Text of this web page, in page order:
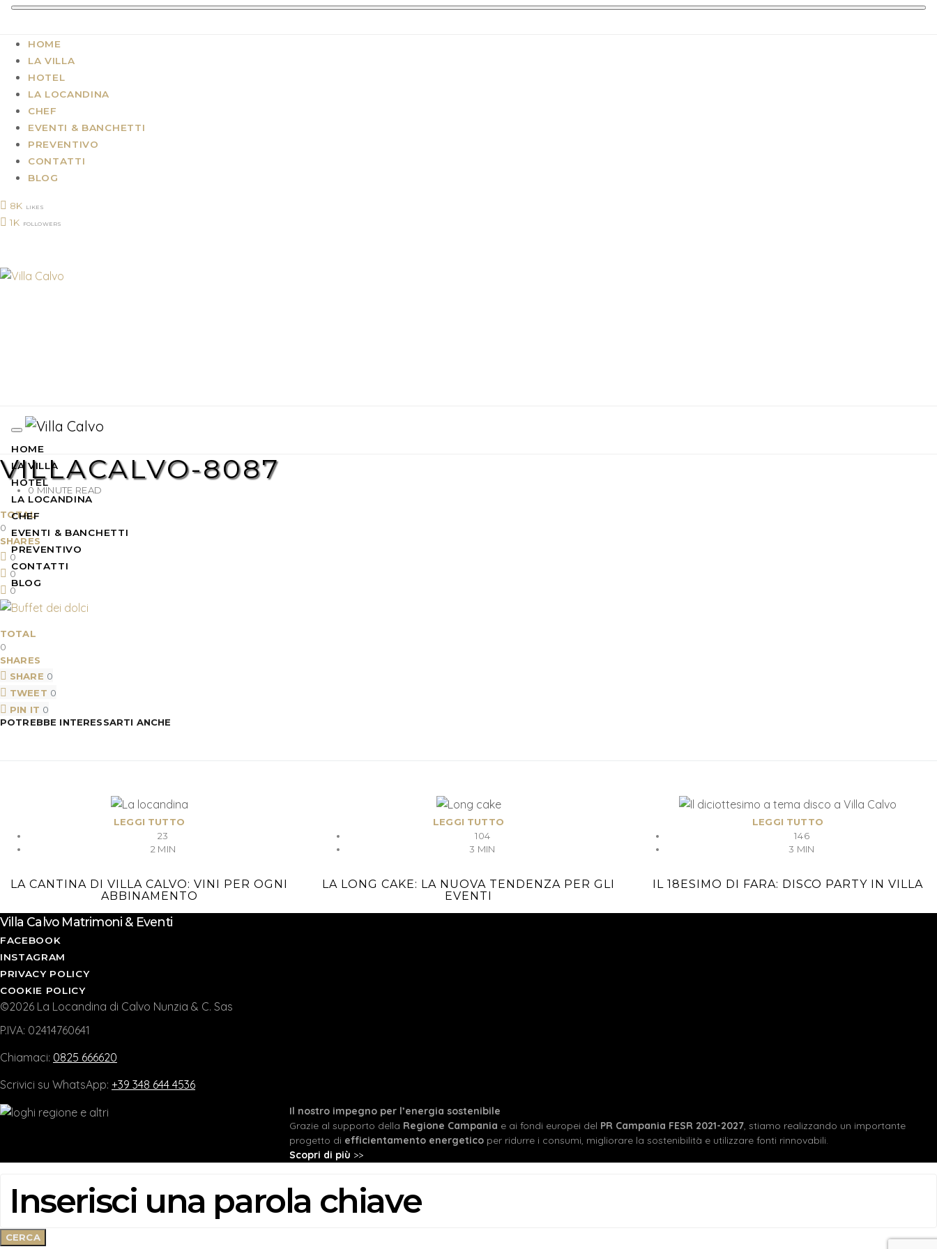
HOME
LA VILLA
HOTEL
LA LOCANDINA
CHEF
EVENTI & BANCHETTI
PREVENTIVO
CONTATTI
BLOG
8K LIKES
1K FOLLOWERS
HOME
LA VILLA
HOTEL
LA LOCANDINA
CHEF
EVENTI & BANCHETTI
PREVENTIVO
CONTATTI
BLOG
VILLACALVO-8087
0 MINUTE READ
TOTAL
0
SHARES
0
0
0
TOTAL
0
SHARES
SHARE 0
TWEET 0
PIN IT 0
POTREBBE INTERESSARTI ANCHE
LEGGI TUTTO
23
2 MIN
LA CANTINA DI VILLA CALVO: VINI PER OGNI
ABBINAMENTO
LEGGI TUTTO
104
3 MIN
LA LONG CAKE: LA NUOVA TENDENZA PER GLI
EVENTI
LEGGI TUTTO
146
3 MIN
IL 18ESIMO DI FARA: DISCO PARTY IN VILLA
Villa Calvo Matrimoni & Eventi
FACEBOOK
INSTAGRAM
PRIVACY POLICY
COOKIE POLICY
©2026 La Locandina di Calvo Nunzia & C. Sas
P.IVA: 02414760641
Chiamaci: 0825 666620
Scrivici su WhatsApp: +39 348 644 4536
Il nostro impegno per l’energia sostenibile
Grazie al supporto della Regione Campania e ai fondi europei del PR Campania FESR 2021-2027, stiamo realizzando un importante
progetto di efficientamento energetico per ridurre i consumi, migliorare la sostenibilità e utilizzare fonti rinnovabili.
Scopri di più >>
CERCA